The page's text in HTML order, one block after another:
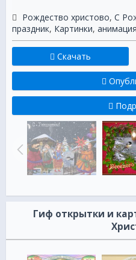
Рождество христово, С
праздник, Картинки, анимация
Скачать
Гиф открытки и